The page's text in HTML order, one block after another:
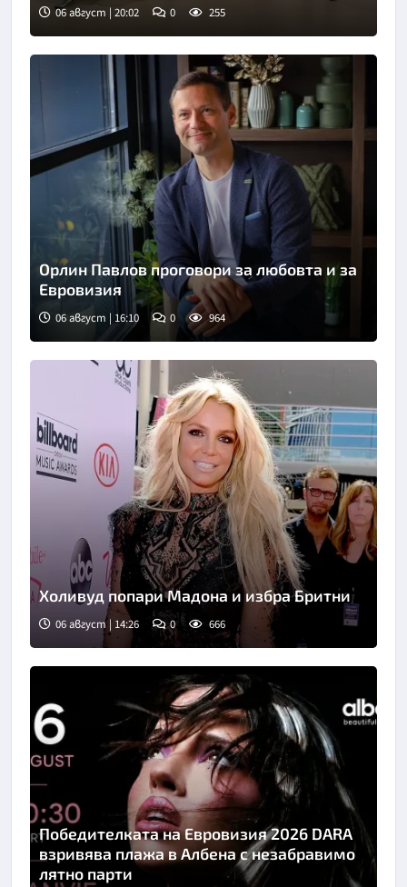
06 август | 20:02 0 255
Снимка: БТА
Орлин Павлов проговори за любовта и за
Евровизия
06 август | 16:10 0 964
Снимка: People
Холивуд попари Мадона и избра Бритни
06 август | 14:26 0 666
Победителката на Евровизия 2026 DARA
взривява плажа в Албена с незабравимо
лятно парти